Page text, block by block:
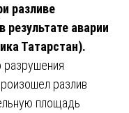
разливе
результате аварии
Татарстан).
разрушения
разлив
площадь